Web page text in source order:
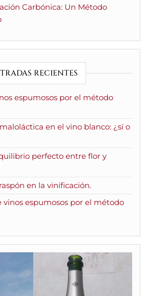
Carbónica: Un Método
RECIENTES
espumosos por el método
en el vino blanco: ¿sí o
perfecto entre flor y
en la vinificación.
vinos espumosos por el método